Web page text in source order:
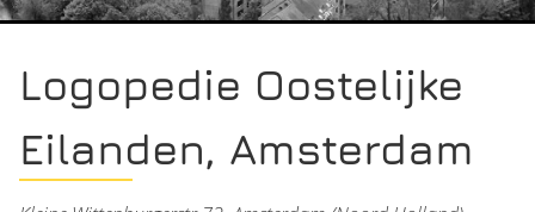
Logopedie Oostelijke
Eilanden, Amsterdam